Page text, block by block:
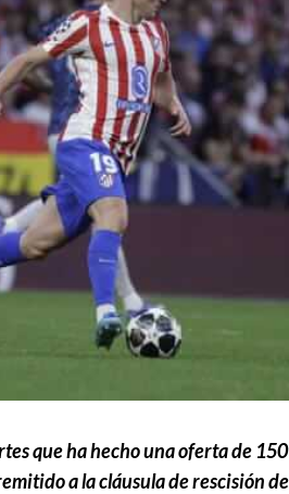
que ha hecho una oferta de
a la cláusula de rescisión